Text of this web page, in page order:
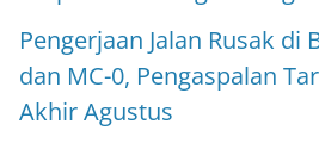
Pengerjaan Jalan Rusak di
dan MC-0, Pengaspalan
Akhir Agustus